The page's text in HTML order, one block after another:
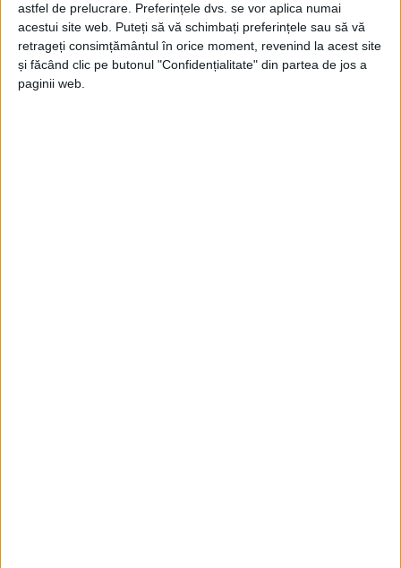
astfel de prelucrare. Preferințele dvs. se vor aplica numai
acestui site web. Puteți să vă schimbați preferințele sau să vă
retrageți consimțământul în orice moment, revenind la acest site
și făcând clic pe butonul "Confidențialitate" din partea de jos a
paginii web.
29 NOIEMBRIE 2025, 11:49 AM 2 MINUTE DE CITIRE
CARAȘ-SEVERIN – Silvicultorii cărășeni continuă să acorde o
importanță deosebită lucrărilor de regenerare a pădurilor. Într-
un context climatic în continuă schimbare, specialiștii de la